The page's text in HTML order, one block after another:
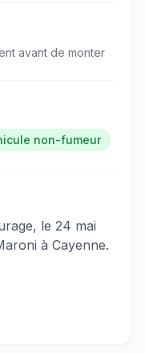
avant de monter
non-fumeur
le 24 mai
à Cayenne.